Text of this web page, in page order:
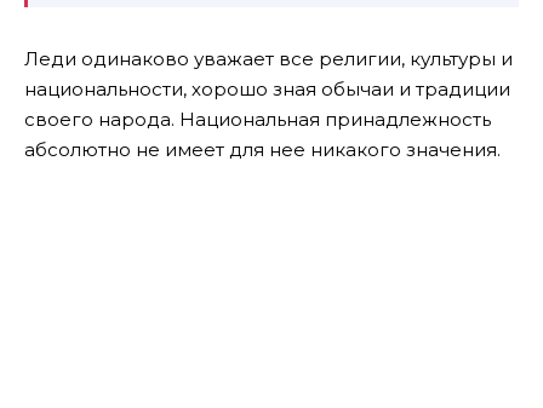
Леди одинаково уважает все религии, культуры и
национальности, хорошо зная обычаи и традиции
своего народа. Национальная принадлежность
абсолютно не имеет для нее никакого значения.